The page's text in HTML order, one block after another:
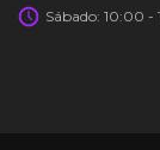
Sábado: 10:00 -